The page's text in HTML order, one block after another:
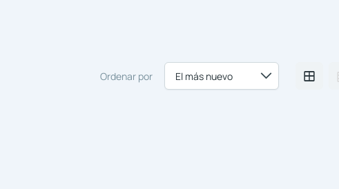
Ordenar por